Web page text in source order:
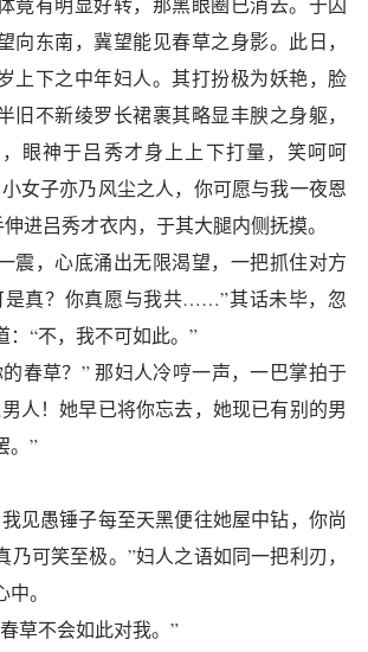
向东南，冀望能见春草之身影。此日，
上下之中年妇人。其打扮极为妖艳，脸
旧不新绫罗长裙裹其略显丰腴之身躯，
眼神于吕秀才身上上下打量，笑呵呵
女子亦乃风尘之人，你可愿与我一夜恩
进吕秀才衣内，于其大腿内侧抚摸。
震，心底涌出无限渴望，一把抓住对方
是真？你真愿与我共……”其话未毕，忽
：“不，我不可如此。”
春草？” 那妇人冷哼一声，一巴掌拍于
人！她早已将你忘去，她现已有别的男
。”
见愚锤子每至天黑便往她屋中钻，你尚
乃可笑至极。”妇人之语如同一把利刃，
。
草不会如此对我。”